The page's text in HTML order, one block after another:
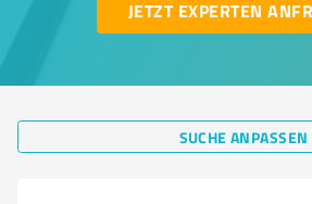
JETZT EXPERTEN
SUCHE ANPASSEN